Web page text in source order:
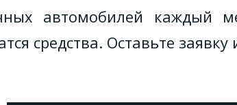
автомобилей каждый
средства. Оставьте